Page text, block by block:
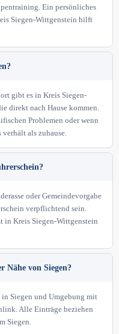
Ein persönliches
Siegen-Wittgenstein hilft
gibt es in Kreis Siegen-
direkt nach Hause kommen.
Problemen oder wenn
als zuhause.
oder Gemeindevorgabe
verpflichtend sein.
in Kreis Siegen-Wittgenstein
Nähe von Siegen?
Siegen und Umgebung mit
Alle Einträge beziehen
Siegen.